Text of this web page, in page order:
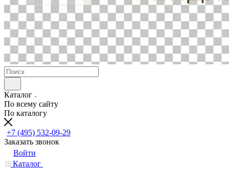
Каталог
По всему сайту
По каталогу
+7 (495) 532-09-29
Заказать звонок
Войти
Каталог